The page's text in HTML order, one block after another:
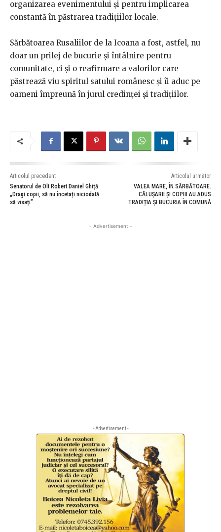
organizarea evenimentului și pentru implicarea
constantă în păstrarea tradițiilor locale.
Sărbătoarea Rusaliilor de la Icoana a fost, astfel, nu
doar un prilej de bucurie și întâlnire pentru
comunitate, ci și o reafirmare a valorilor care
păstrează viu spiritul satului românesc și îi aduc pe
oameni împreună în jurul credinței și tradițiilor.
Articolul precedent
Senatorul de Olt Robert Daniel Ghiță:
„Dragi copii, să nu încetați niciodată
să visați”
Articolul următor
VALEA MARE, ÎN SĂRBĂTOARE.
CĂLUȘARII ȘI COPIII AU ADUS
TRADIȚIA ȘI BUCURIA ÎN COMUNĂ
- Advertisement -
- Advertisement -